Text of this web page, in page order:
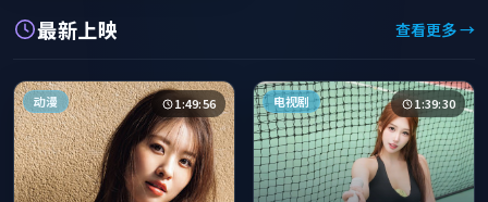
最新上映 查看更多 →
动漫 1:49:56 电视剧 1:39:30